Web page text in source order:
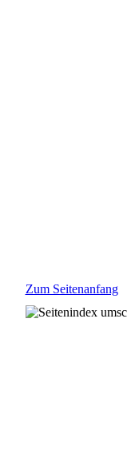
Zum Seitenanfang